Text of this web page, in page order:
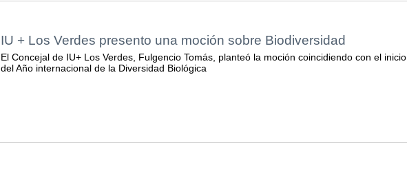
IU + Los Verdes presento una moción sobre Biodiversidad
El Concejal de IU+ Los Verdes, Fulgencio Tomás, planteó la moción coincidiendo con el inicio
del Año internacional de la Diversidad Biológica